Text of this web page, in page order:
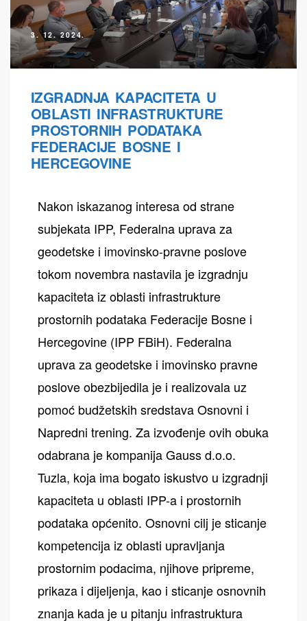
3. 12. 2024.
IZGRADNJA KAPACITETA U
OBLASTI INFRASTRUKTURE
PROSTORNIH PODATAKA
FEDERACIJE BOSNE I
HERCEGOVINE
Nakon iskazanog interesa od strane
subjekata IPP, Federalna uprava za
geodetske i imovinsko-pravne poslove
tokom novembra nastavila je izgradnju
kapaciteta iz oblasti infrastrukture
prostornih podataka Federacije Bosne i
Hercegovine (IPP FBiH). Federalna
uprava za geodetske i imovinsko pravne
poslove obezbijedila je i realizovala uz
pomoć budžetskih sredstava Osnovni i
Napredni trening. Za izvođenje ovih obuka
odabrana je kompanija Gauss d.o.o.
Tuzla, koja ima bogato iskustvo u izgradnji
kapaciteta u oblasti IPP-a i prostornih
podataka općenito. Osnovni cilj je sticanje
kompetencija iz oblasti upravljanja
prostornim podacima, njihove pripreme,
prikaza i dijeljenja, kao i sticanje osnovnih
znanja kada je u pitanju infrastruktura